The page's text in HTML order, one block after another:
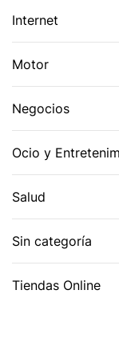
Internet
Motor
Negocios
Ocio y
Salud
Sin categoría
Tiendas Online